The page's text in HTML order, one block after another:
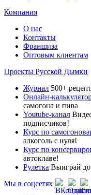
Компания
О нас
Контакты
Франшиза
Оптовым клиентам
Проекты Русской Дымки
Журнал 500+
Онлайн-
самогона и пива
Youtube-канал
подписчиков!
Курс по
алкоголь с нуля!
Курс по
автоклаве!
Рулетка Выиграй
Мы в соцсетях